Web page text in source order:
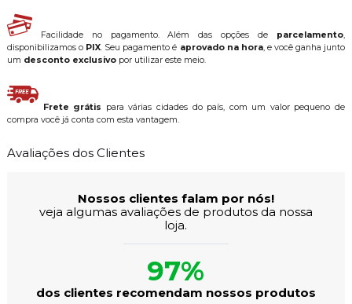
Facilidade no pagamento. Além das opções de parcelamento,
disponibilizamos o PIX. Seu pagamento é aprovado na hora, e você ganha junto
um desconto exclusivopor utilizar este meio.
Frete grátis para várias cidades do país, com um valor pequeno de
compra você já conta com esta vantagem.
Avaliações dos Clientes
Nossos clientes falam por nós!
veja algumas avaliações de produtos da nossa
loja.
97%
dos clientes recomendam nossos produtos